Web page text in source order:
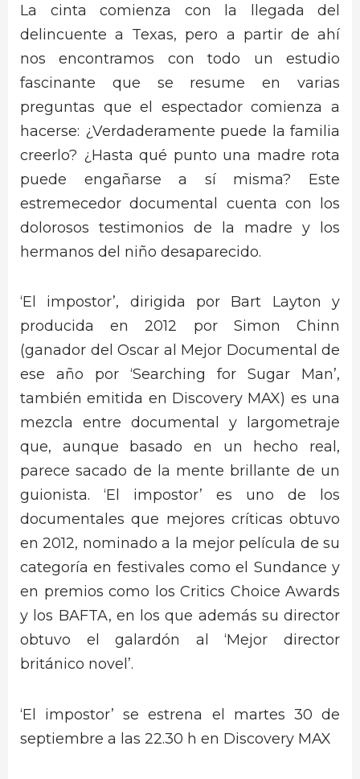
La cinta comienza con la llegada del
delincuente a Texas, pero a partir de ahí
nos encontramos con todo un estudio
fascinante que se resume en varias
preguntas que el espectador comienza a
hacerse: ¿Verdaderamente puede la familia
creerlo? ¿Hasta qué punto una madre rota
puede engañarse a sí misma? Este
estremecedor documental cuenta con los
dolorosos testimonios de la madre y los
hermanos del niño desaparecido.
‘El impostor’, dirigida por Bart Layton y
producida en 2012 por Simon Chinn
(ganador del Oscar al Mejor Documental de
ese año por ‘Searching for Sugar Man’,
también emitida en Discovery MAX) es una
mezcla entre documental y largometraje
que, aunque basado en un hecho real,
parece sacado de la mente brillante de un
guionista. ‘El impostor’ es uno de los
documentales que mejores críticas obtuvo
en 2012, nominado a la mejor película de su
categoría en festivales como el Sundance y
en premios como los Critics Choice Awards
y los BAFTA, en los que además su director
obtuvo el galardón al ‘Mejor director
británico novel’.
‘El impostor’ se estrena el martes 30 de
septiembre a las 22.30 h en Discovery MAX